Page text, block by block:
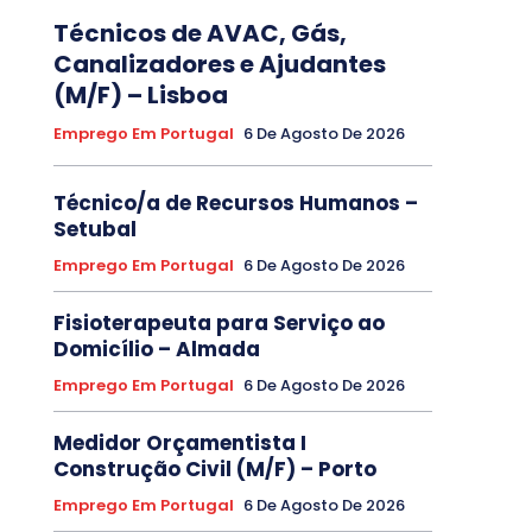
Técnicos de AVAC, Gás,
Canalizadores e Ajudantes
(M/F) – Lisboa
Emprego Em Portugal 6 De Agosto De 2026
Técnico/a de Recursos Humanos –
Setubal
Emprego Em Portugal 6 De Agosto De 2026
Fisioterapeuta para Serviço ao
Domicílio – Almada
Emprego Em Portugal 6 De Agosto De 2026
Medidor Orçamentista I
Construção Civil (M/F) – Porto
Emprego Em Portugal 6 De Agosto De 2026